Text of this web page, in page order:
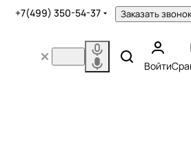
+7(499) 350-54-37 Заказать звонок
Войти